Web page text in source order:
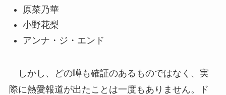
原菜乃華
小野花梨
アンナ・ジ・エンド
しかし、どの噂も確証のあるものではなく、実
際に熱愛報道が出たことは一度もありません。ド